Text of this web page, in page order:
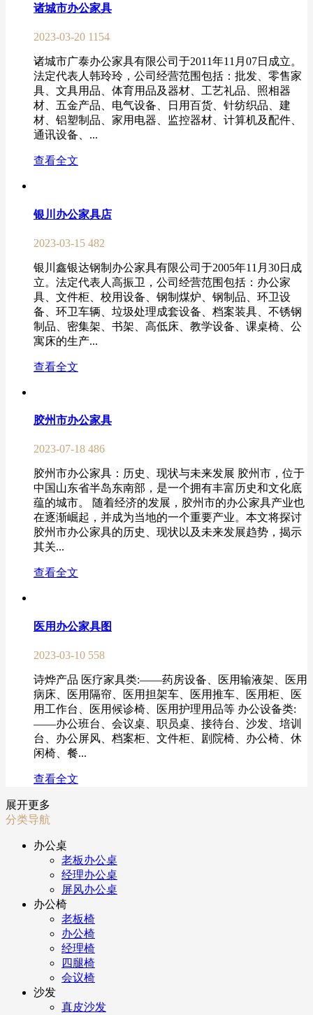
诸城市办公家具
2023-03-20 1154
诸城市广泰办公家具有限公司于2011年11月07日成立。
法定代表人韩玲玲，公司经营范围包括：批发、零售家
具、文具用品、体育用品及器材、工艺礼品、照相器
材、五金产品、电气设备、日用百货、针纺织品、建
材、铝塑制品、家用电器、监控器材、计算机及配件、
通讯设备、...
查看全文
银川办公家具店
2023-03-15 482
银川鑫银达钢制办公家具有限公司于2005年11月30日成
立。法定代表人高振卫，公司经营范围包括：办公家
具、文件柜、校用设备、钢制煤炉、钢制品、环卫设
备、环卫车辆、垃圾处理成套设备、档案装具、不锈钢
制品、密集架、书架、高低床、教学设备、课桌椅、公
寓床的生产...
查看全文
胶州市办公家具
2023-07-18 486
胶州市办公家具：历史、现状与未来发展 胶州市，位于
中国山东省半岛东南部，是一个拥有丰富历史和文化底
蕴的城市。 随着经济的发展，胶州市的办公家具产业也
在逐渐崛起，并成为当地的一个重要产业。本文将探讨
胶州市办公家具的历史、现状以及未来发展趋势，揭示
其关...
查看全文
医用办公家具图
2023-03-10 558
诗烨产品 医疗家具类:——药房设备、医用输液架、医用
病床、医用隔帘、医用担架车、医用推车、医用柜、医
用工作台、医用候诊椅、医用护理用品等 办公设备类:
——办公班台、会议桌、职员桌、接待台、沙发、培训
台、办公屏风、档案柜、文件柜、剧院椅、办公椅、休
闲椅、餐...
查看全文
展开更多
分类导航
办公桌
老板办公桌
经理办公桌
屏风办公桌
办公椅
老板椅
办公椅
经理椅
四腿椅
会议椅
沙发
真皮沙发